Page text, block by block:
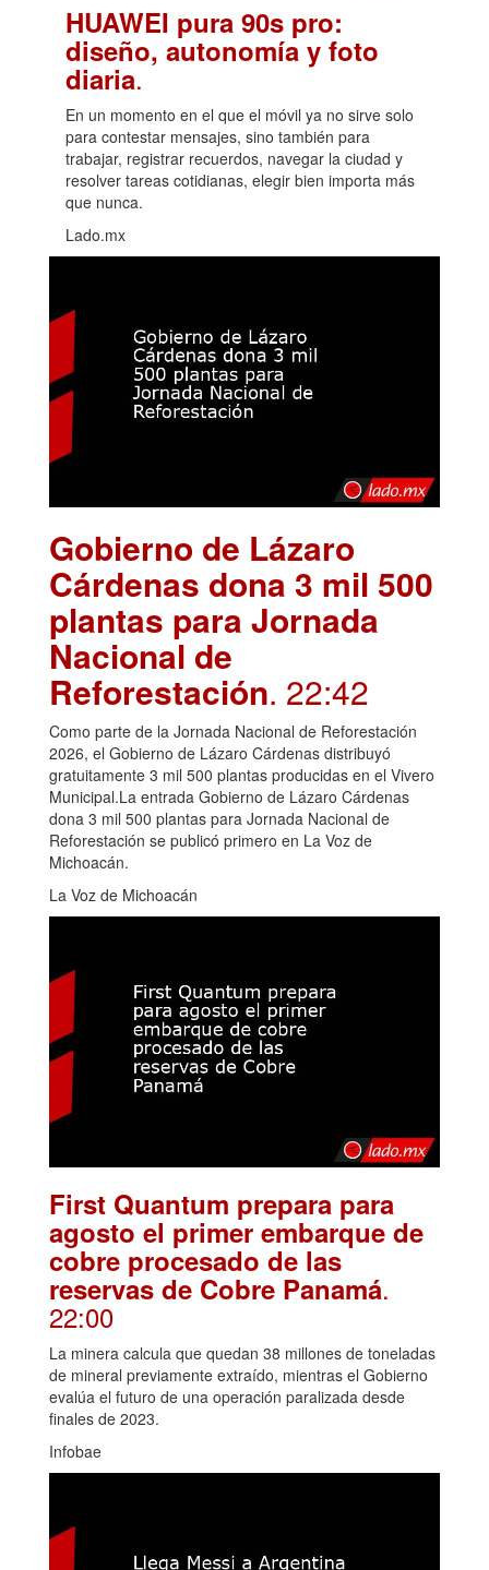
HUAWEI pura 90s pro:
diseño, autonomía y foto
diaria.
En un momento en el que el móvil ya no sirve solo
para contestar mensajes, sino también para
trabajar, registrar recuerdos, navegar la ciudad y
resolver tareas cotidianas, elegir bien importa más
que nunca.
Lado.mx
Gobierno de Lázaro
Cárdenas dona 3 mil 500
plantas para Jornada
Nacional de
Reforestación. 22:42
Como parte de la Jornada Nacional de Reforestación
2026, el Gobierno de Lázaro Cárdenas distribuyó
gratuitamente 3 mil 500 plantas producidas en el Vivero
Municipal.La entrada Gobierno de Lázaro Cárdenas
dona 3 mil 500 plantas para Jornada Nacional de
Reforestación se publicó primero en La Voz de
Michoacán.
La Voz de Michoacán
First Quantum prepara para
agosto el primer embarque de
cobre procesado de las
reservas de Cobre Panamá.
22:00
La minera calcula que quedan 38 millones de toneladas
de mineral previamente extraído, mientras el Gobierno
evalúa el futuro de una operación paralizada desde
finales de 2023.
Infobae